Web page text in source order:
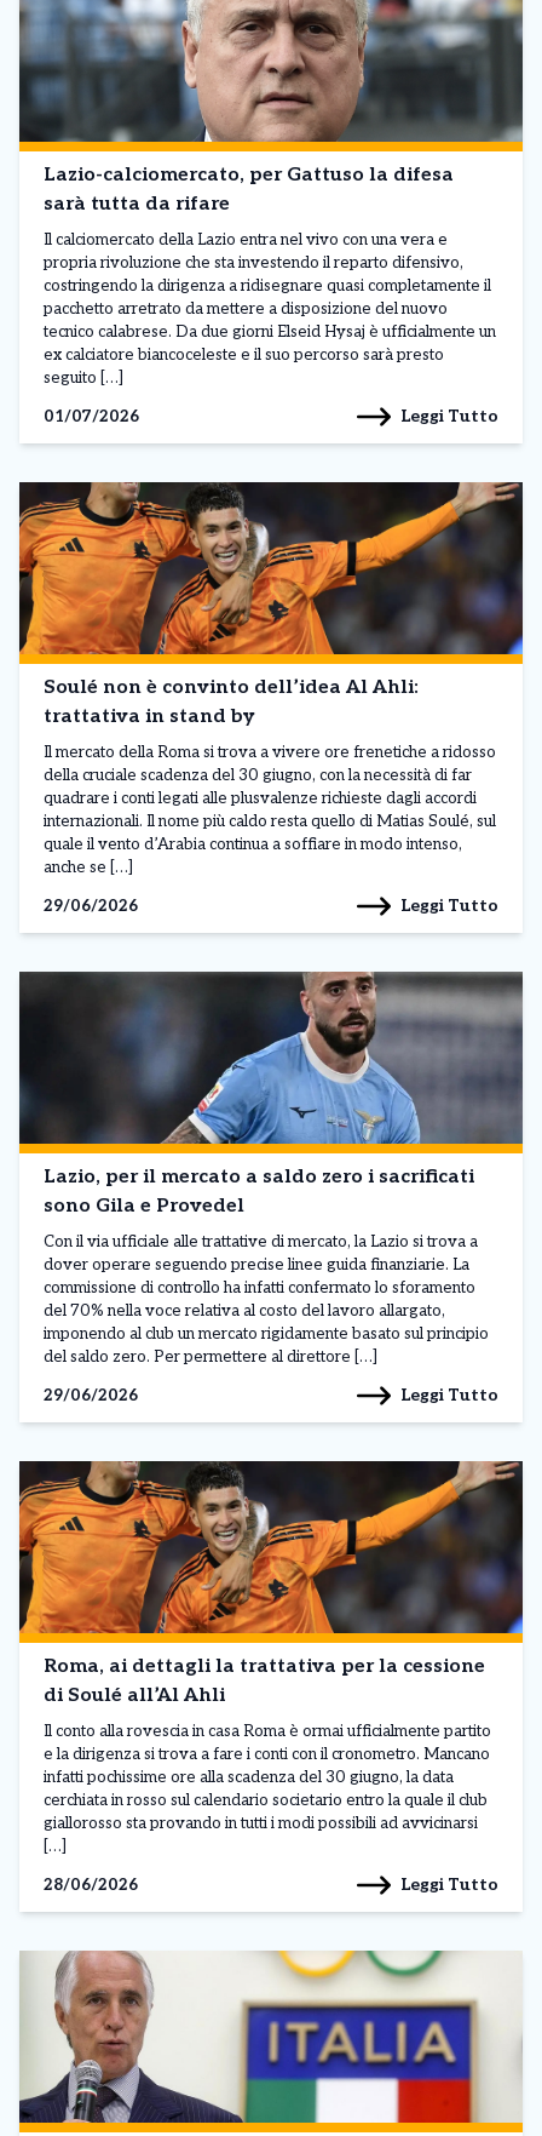
Lazio-calciomercato, per Gattuso la difesa
sarà tutta da rifare
Il calciomercato della Lazio entra nel vivo con una vera e
propria rivoluzione che sta investendo il reparto difensivo,
costringendo la dirigenza a ridisegnare quasi completamente il
pacchetto arretrato da mettere a disposizione del nuovo
tecnico calabrese. Da due giorni Elseid Hysaj è ufficialmente un
ex calciatore biancoceleste e il suo percorso sarà presto
seguito […]
01/07/2026
Leggi Tutto
Soulé non è convinto dell’idea Al Ahli:
trattativa in stand by
Il mercato della Roma si trova a vivere ore frenetiche a ridosso
della cruciale scadenza del 30 giugno, con la necessità di far
quadrare i conti legati alle plusvalenze richieste dagli accordi
internazionali. Il nome più caldo resta quello di Matias Soulé, sul
quale il vento d’Arabia continua a soffiare in modo intenso,
anche se […]
29/06/2026
Leggi Tutto
Lazio, per il mercato a saldo zero i sacrificati
sono Gila e Provedel
Con il via ufficiale alle trattative di mercato, la Lazio si trova a
dover operare seguendo precise linee guida finanziarie. La
commissione di controllo ha infatti confermato lo sforamento
del 70% nella voce relativa al costo del lavoro allargato,
imponendo al club un mercato rigidamente basato sul principio
del saldo zero. Per permettere al direttore […]
29/06/2026
Leggi Tutto
Roma, ai dettagli la trattativa per la cessione
di Soulé all’Al Ahli
Il conto alla rovescia in casa Roma è ormai ufficialmente partito
e la dirigenza si trova a fare i conti con il cronometro. Mancano
infatti pochissime ore alla scadenza del 30 giugno, la data
cerchiata in rosso sul calendario societario entro la quale il club
giallorosso sta provando in tutti i modi possibili ad avvicinarsi
[…]
28/06/2026
Leggi Tutto